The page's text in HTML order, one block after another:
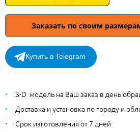
Заказать по своим
Купить в Telegram
З-D модель на Ваш заказ в день
Доставка и установка по городу и
Срок изготовления от 7 дней